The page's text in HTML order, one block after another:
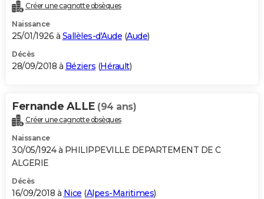
Créer une cagnotte obsèques
Naissance
25/01/1926 à Sallèles-d'Aude (Aude)
Décès
28/09/2018 à Béziers (Hérault)
Fernande ALLE (94 ans)
Créer une cagnotte obsèques
Naissance
30/05/1924 à PHILIPPEVILLE DEPARTEMENT DE C
ALGERIE
Décès
16/09/2018 à Nice (Alpes-Maritimes)